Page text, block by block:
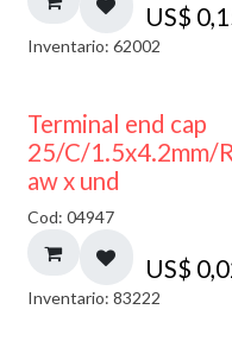
US$
Inventario: 62002
Terminal end cap
25/C/1.5x4.2mm/
aw x und
Cod: 04947
US$
Inventario: 83222